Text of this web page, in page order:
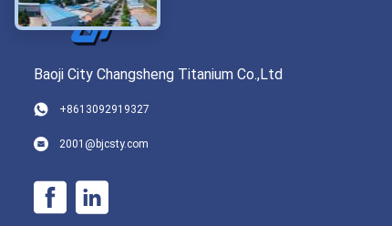
Baoji City Changsheng Titanium Co.,Ltd
+8613092919327
2001@bjcsty.com